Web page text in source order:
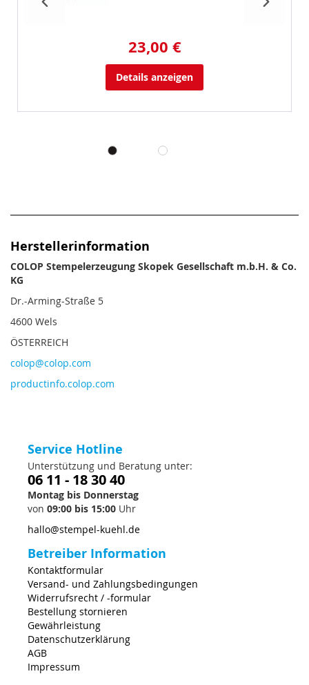
23,00 €
Details anzeigen
Herstellerinformation
COLOP Stempelerzeugung Skopek Gesellschaft m.b.H. & Co.
KG
Dr.-Arming-Straße 5
4600 Wels
ÖSTERREICH
colop@colop.com
productinfo.colop.com
Service Hotline
Unterstützung und Beratung unter:
06 11 - 18 30 40
Montag bis Donnerstag
von 09:00 bis 15:00 Uhr
hallo@stempel-kuehl.de
Betreiber Information
Kontaktformular
Versand- und Zahlungsbedingungen
Widerrufsrecht / -formular
Bestellung stornieren
Gewährleistung
Datenschutzerklärung
AGB
Impressum